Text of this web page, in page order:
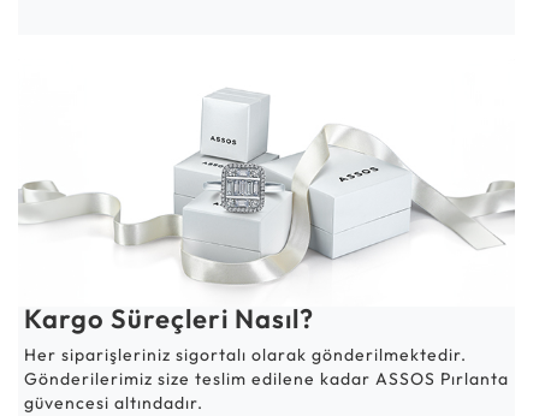
Kargo Süreçleri Nasıl?
Her siparişleriniz sigortalı olarak gönderilmektedir.
Gönderilerimiz size teslim edilene kadar ASSOS Pırlanta
güvencesi altındadır.